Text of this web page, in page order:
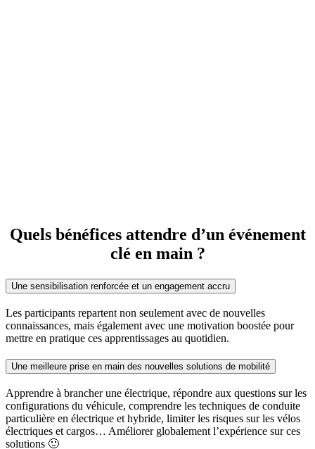
Quels bénéfices attendre d’un événement
clé en main ?
Une sensibilisation renforcée et un engagement accru
Les participants repartent non seulement avec de nouvelles
connaissances, mais également avec une motivation boostée pour
mettre en pratique ces apprentissages au quotidien.
Une meilleure prise en main des nouvelles solutions de mobilité
Apprendre à brancher une électrique, répondre aux questions sur les
configurations du véhicule, comprendre les techniques de conduite
particulière en électrique et hybride, limiter les risques sur les vélos
électriques et cargos… Améliorer globalement l’expérience sur ces
solutions 🙂